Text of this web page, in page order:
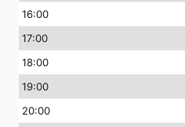
16:00
17:00
18:00
19:00
20:00